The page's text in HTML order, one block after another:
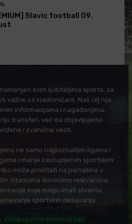
Slavic football 09.
svim ljubiteljima sporta, sa
važne za kladioničare. Naš cilj nije
informacijama i nagađanjima,
transferi, već da objavljujemo
i zvanične vesti.
ne samo najpoznatijim ligama i
i manje zastupljenim sportskim
može pročitati na portalima u
čitaocima donosimo relevantne,
koje mogu imati stvarnu
sportskih dešavanja.
info@sportskenovosti.net